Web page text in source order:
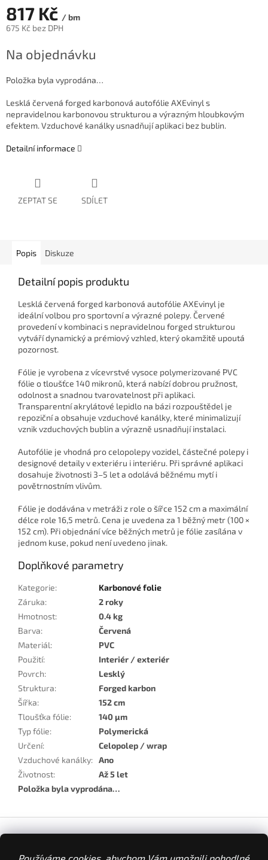
817 Kč / bm
675 Kč bez DPH
cena:
Na objednávku
Položka byla vyprodána…
Lesklá červená forged karbonová autofólie AXEvinyl s
nepravidelnou karbonovou strukturou a výrazným hloubkovým
efektem. Vzduchové kanálky usnadňují aplikaci bez bublin.
Detailní informace
ZEPTAT SE SDÍLET
Popis Diskuze
Detailní popis produktu
Lesklá červená forged karbonová autofólie AXEvinyl je
ideální volbou pro sportovní a výrazné polepy. Červené
provedení v kombinaci s nepravidelnou forged strukturou
vytváří dynamický a prémiový vzhled, který okamžitě upoutá
pozornost.
Fólie je vyrobena z vícevrstvé vysoce polymerizované PVC
fólie o tloušťce 140 mikronů, která nabízí dobrou pružnost,
odolnost a snadnou tvarovatelnost při aplikaci.
Transparentní akrylátové lepidlo na bázi rozpouštědel je
repoziční a obsahuje vzduchové kanálky, které minimalizují
vznik vzduchových bublin a výrazně usnadňují instalaci.
Autofólie je vhodná pro celopolepy vozidel, částečné polepy i
designové detaily v exteriéru i interiéru. Při správné aplikaci
dosahuje životnosti 3–5 let a odolává běžnému mytí i
povětrnostním vlivům.
Fólie je dodávána v metráži z role o šířce 152 cm a maximální
délce role 16,5 metrů. Cena je uvedena za 1 běžný metr (100 ×
152 cm). Při objednání více běžných metrů je fólie zasílána v
jednom kuse, pokud není uvedeno jinak.
Doplňkové parametry
Kategorie:
Karbonové folie
Záruka:
2 roky
Hmotnost:
0.4 kg
Barva:
Červená
Materiál:
PVC
Použití:
Interiér / exteriér
Povrch:
Lesklý
Struktura:
Forged karbon
Šířka:
152 cm
Tloušťka fólie:
140 µm
Typ fólie:
Polymerická
Určení:
Celopolep / wrap
Vzduchové kanálky: Ano
Životnost:
Až 5 let
Položka byla vyprodána…
á